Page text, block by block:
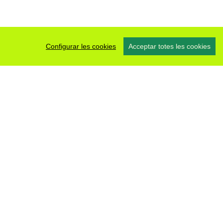
Configurar les cookies Acceptar totes les cookies